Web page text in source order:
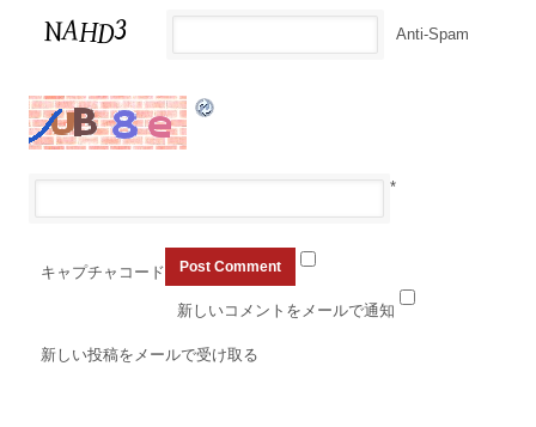
Anti-Spam
キャプチャコード
*
新しいコメントをメールで通知
新しい投稿をメールで受け取る